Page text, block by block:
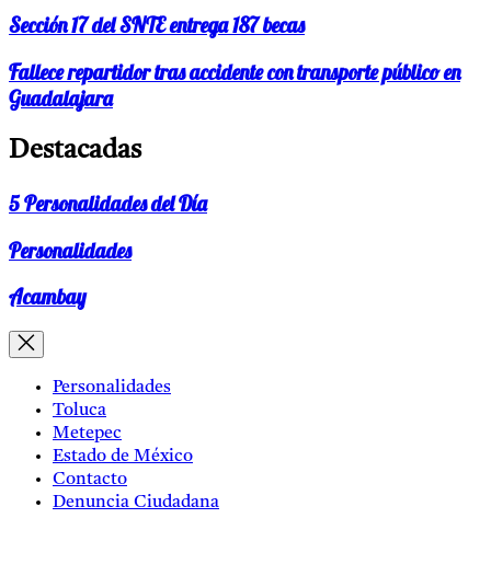
Sección 17 del SNTE entrega 187 becas
Fallece repartidor tras accidente con transporte público en
Guadalajara
Destacadas
5 Personalidades del Día
Personalidades
Acambay
Personalidades
Toluca
Metepec
Estado de México
Contacto
Denuncia Ciudadana